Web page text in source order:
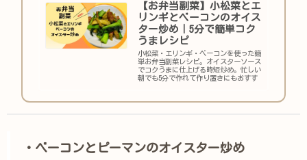
【お弁当副菜】小松菜とエ
リンギとベーコンのオイス
ター炒め｜5分で簡単コク
うまレシピ
小松菜・エリンギ・ベーコンを使った簡
単お弁当副菜レシピ。オイスターソース
でコクうまに仕上げる時短炒め。忙しい
朝でも5分で作れて作り置きにもおすす
・ベーコンとピーマンのオイスター炒め